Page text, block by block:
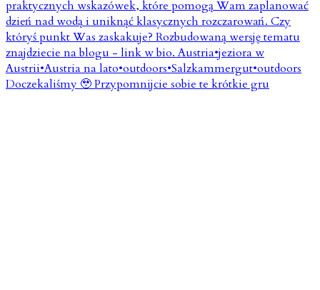
Doczekaliśmy 🥹 Przypomnijcie sobie te krótkie gru